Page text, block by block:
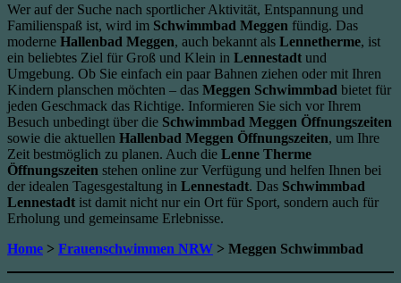
Wer auf der Suche nach sportlicher Aktivität, Entspannung und
Familienspaß ist, wird im Schwimmbad Meggen fündig. Das
moderne Hallenbad Meggen, auch bekannt als Lennetherme, ist
ein beliebtes Ziel für Groß und Klein in Lennestadt und
Umgebung. Ob Sie einfach ein paar Bahnen ziehen oder mit Ihren
Kindern planschen möchten – das Meggen Schwimmbad bietet für
jeden Geschmack das Richtige. Informieren Sie sich vor Ihrem
Besuch unbedingt über die Schwimmbad Meggen Öffnungszeiten
sowie die aktuellen Hallenbad Meggen Öffnungszeiten, um Ihre
Zeit bestmöglich zu planen. Auch die Lenne Therme
Öffnungszeiten stehen online zur Verfügung und helfen Ihnen bei
der idealen Tagesgestaltung in Lennestadt. Das Schwimmbad
Lennestadt ist damit nicht nur ein Ort für Sport, sondern auch für
Erholung und gemeinsame Erlebnisse.
Home > Frauenschwimmen NRW > Meggen Schwimmbad